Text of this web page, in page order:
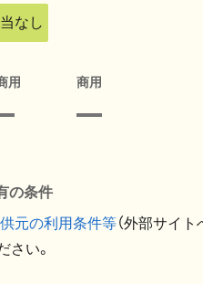
なし
用 商用
の条件
元の利用条件等（外部サイ
さい。